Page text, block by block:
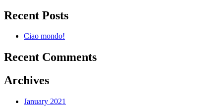
Recent Posts
Ciao mondo!
Recent Comments
Archives
January 2021